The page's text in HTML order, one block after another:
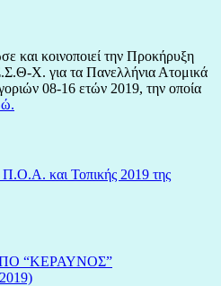
και κοινοποιεί την Προκήρυξη
Χ. για τα Πανελλήνια Ατομικά
08-16 ετών 2019, την οποία
Π.Ο.Α. και Τοπικής 2019 της
“ΚΕΡΑΥΝΟΣ”